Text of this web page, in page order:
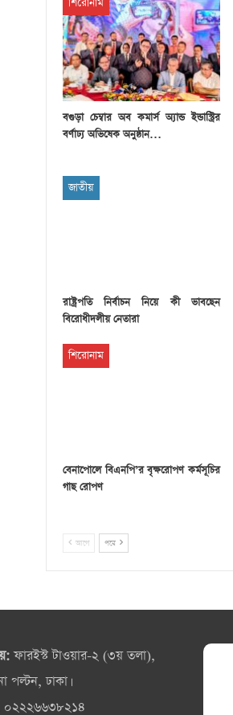
বগুড়া চেম্বার অব কমার্স অ্যান্ড ইন্ডাস্ট্রির
বর্ণাঢ্য অভিষেক অনুষ্ঠান…
জাতীয়
রাষ্ট্রপতি নির্বাচন নিয়ে কী ভাবছেন
বিরোধীদলীয় নেতারা
শিরোনাম
বেনাপোলে বিএনপি’র বৃক্ষরোপণ কর্মসূচির
গাছ রোপণ
আগে পরে
ফারইস্ট টাওয়ার-২ (৩য় তলা),
পল্টন, ঢাকা।